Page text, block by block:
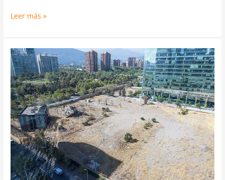
Leer más »
Inmobiliaria
reformula
proyecto
en
la
ex
villa
San
Luis:
tendrá
cuatro
edificios